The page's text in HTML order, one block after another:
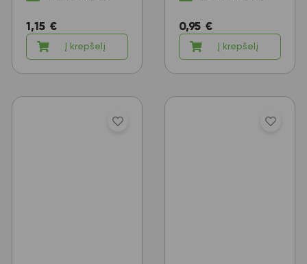
1,15 €
Į krepšelį
0,95 €
Į krepšelį